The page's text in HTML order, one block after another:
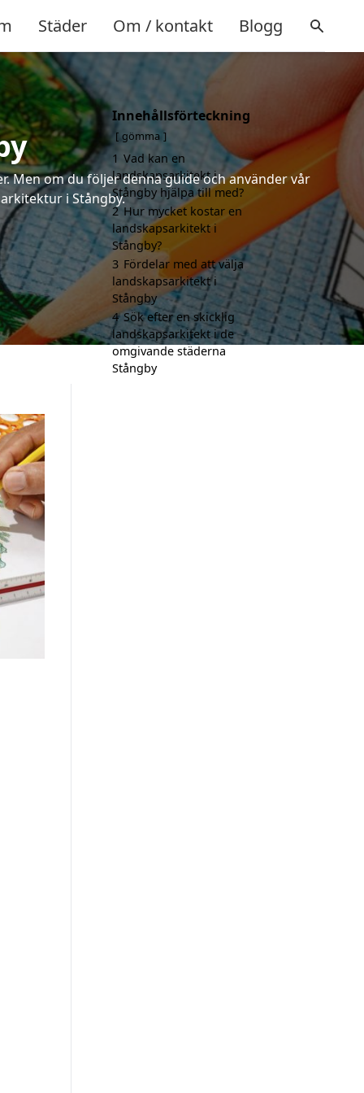
Städer Om / kontakt Blogg
Men om du följer denna guide och använder vår
i Stångby.
Innehållsförteckning
gömma
1 Vad kan en
landskapsarkitekt i
Stångby hjälpa till med?
2 Hur mycket kostar en
landskapsarkitekt i
Stångby?
3 Fördelar med att välja
landskapsarkitekt i
Stångby
4 Sök efter en skicklig
landskapsarkitekt i de
omgivande städerna
Stångby